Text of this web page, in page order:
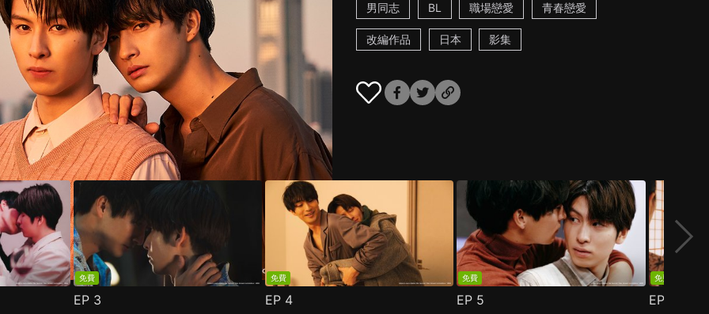
男同志
BL 職場戀愛 青春戀愛
改編作品 日本 影集
免費
EP 3
免費
EP 4
免費
EP 5
免費
EP